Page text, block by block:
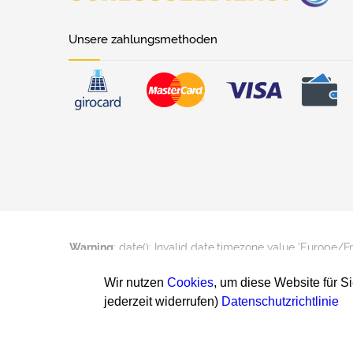
Unsere zahlungsmethoden
Warning: date(): Invalid date.timezone value 'Europe/
Warning: date(): Invalid date.timezone value 'Europe/
Wir nutzen Cookies, um diese Website für
jederzeit widerrufen) Datenschutzrichtlinie